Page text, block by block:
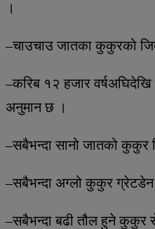
।
–चाउचाउ जातका कुकुरको
–करिब १२ हजार
अनुमान छ ।
–सबैभन्दा सानो जातको कुकुर
–सबैभन्दा अग्लो कुकुर ग्रेटडेन
–सबैभन्दा बढी तौल हुने कुकुर